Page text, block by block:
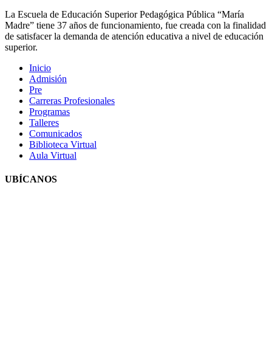
La Escuela de Educación Superior Pedagógica Pública “María
Madre” tiene 37 años de funcionamiento, fue creada con la finalidad
de satisfacer la demanda de atención educativa a nivel de educación
superior.
Inicio
Admisión
Pre
Carreras Profesionales
Programas
Talleres
Comunicados
Biblioteca Virtual
Aula Virtual
UBÍCANOS